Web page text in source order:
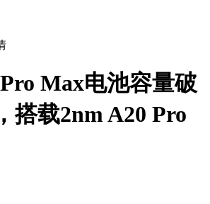
Max电池容量破
搭载2nm A20 Pro